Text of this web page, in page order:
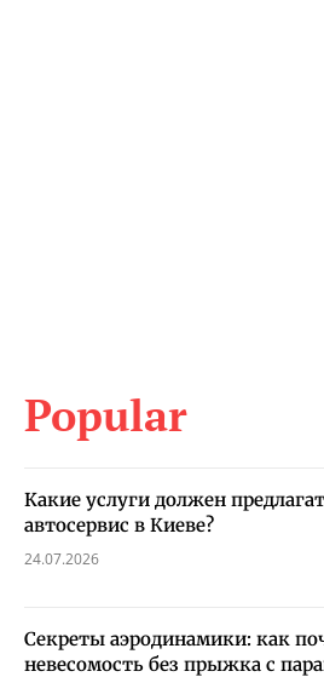
Popular
Какие услуги должен
автосервис в Киеве?
24.07.2026
Секреты аэродинамики: как
невесомость без прыжка с